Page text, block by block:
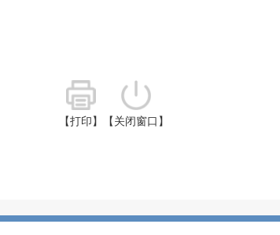
【打印】 【关闭窗口】